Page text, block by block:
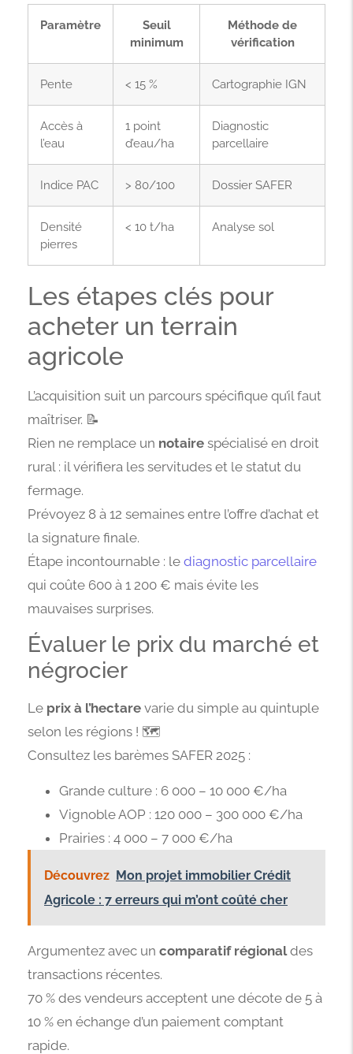
Paramètre
Seuil
minimum
Méthode de
vérification
Pente < 15 % Cartographie IGN
Accès à
l’eau
1 point
d’eau/ha
Diagnostic
parcellaire
Indice PAC > 80/100 Dossier SAFER
Densité
pierres
< 10 t/ha Analyse sol
Les étapes clés pour
acheter un terrain
agricole
L’acquisition suit un parcours spécifique qu’il faut
maîtriser. 📝
Rien ne remplace un notaire spécialisé en droit
rural : il vérifiera les servitudes et le statut du
fermage.
Prévoyez 8 à 12 semaines entre l’offre d’achat et
la signature finale.
Étape incontournable : le diagnostic parcellaire
qui coûte 600 à 1 200 € mais évite les
mauvaises surprises.
Évaluer le prix du marché et
négrocier
Le prix à l’hectare varie du simple au quintuple
selon les régions ! 🗺️
Consultez les barèmes SAFER 2025 :
Grande culture : 6 000 – 10 000 €/ha
Vignoble AOP : 120 000 – 300 000 €/ha
Prairies : 4 000 – 7 000 €/ha
Découvrez Mon projet immobilier Crédit
Agricole : 7 erreurs qui m’ont coûté cher
Argumentez avec un comparatif régionaldes
transactions récentes.
70 % des vendeurs acceptent une décote de 5 à
10 % en échange d’un paiement comptant
rapide.